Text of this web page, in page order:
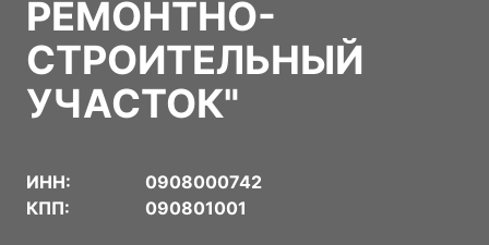
РЕМОНТНО-
СТРОИТЕЛЬНЫЙ
УЧАСТОК"
ИНН:
0908000742
КПП:
090801001